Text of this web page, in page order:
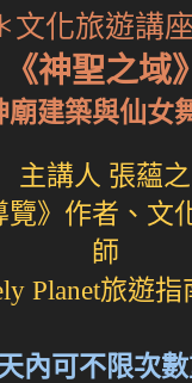
文化旅遊講
《神聖之域》
廟建築與仙女
主講人 張蘊之
覽》作者、文
師
Planet旅遊指
內可不限次